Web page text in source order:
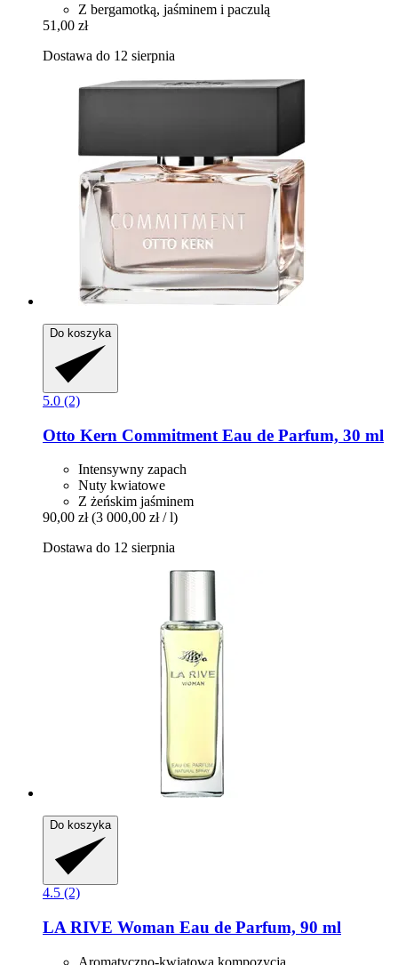
Z bergamotką, jaśminem i paczulą
51,00 zł
Dostawa do 12 sierpnia
Do koszyka
5.0 (2)
Otto Kern Commitment Eau de Parfum, 30 ml
Intensywny zapach
Nuty kwiatowe
Z żeńskim jaśminem
90,00 zł (3 000,00 zł / l)
Dostawa do 12 sierpnia
Do koszyka
4.5 (2)
LA RIVE Woman Eau de Parfum, 90 ml
Aromatyczno-kwiatowa kompozycja